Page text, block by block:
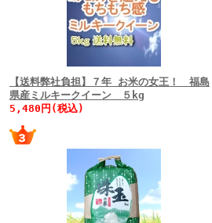
【送料弊社負担】７年 お米の女王！ 福島
県産ミルキークイーン ５kg
5,480円(税込)